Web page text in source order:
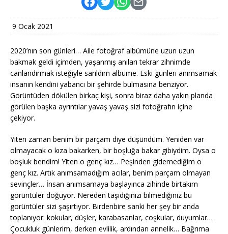
9 Ocak 2021
2020’nın son günleri… Aile fotoğraf albümüne uzun uzun
bakmak geldi içimden, yaşanmış anıları tekrar zihnimde
canlandırmak isteğiyle sarıldım albüme. Eski günleri anımsamak
insanın kendini yabancı bir şehirde bulmasına benziyor.
Görüntüden dökülen birkaç kişi, sonra biraz daha yakın planda
görülen başka ayrıntılar yavaş yavaş sizi fotoğrafın içine
çekiyor.
Yiten zaman benim bir parçam diye düşündüm. Yeniden var
olmayacak o kıza bakarken, bir boşluğa bakar gibiydim. Oysa o
boşluk bendim! Yiten o genç kız… Peşinden gidemediğim o
genç kız. Artık anımsamadığım acılar, benim parçam olmayan
sevinçler… İnsan anımsamaya başlayınca zihinde birtakım
görüntüler doğuyor. Nereden taşıdığınızı bilmediğiniz bu
görüntüler sizi şaşırtıyor. Birdenbire sanki her şey bir anda
toplanıyor: kokular, düşler, karabasanlar, coşkular, duyumlar…
Çocukluk günlerim, derken evlilik, ardından annelik… Bağrıma